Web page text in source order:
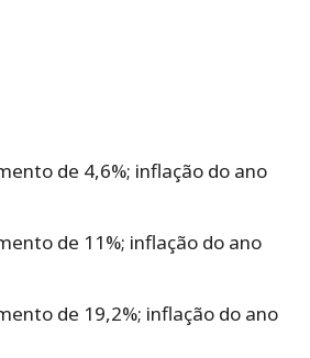
de 4,6%; inflação do ano
de 11%; inflação do ano
de 19,2%; inflação do ano